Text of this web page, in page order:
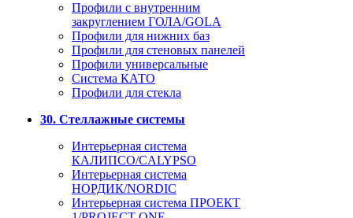
Профили с внутренним
закруглением ГОЛА/GOLA
Профили для нижних баз
Профили для стеновых панелей
Профили универсальные
Система КАТО
Профили для стекла
30. Стеллажные системы
Интерьерная система
КАЛИПСО/CALYPSO
Интерьерная система
НОРДИК/NORDIC
Интерьерная система ПРОЕКТ